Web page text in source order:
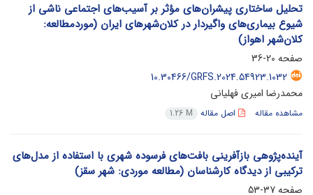
تحلیل ساختاری پیشران‌های مؤثر بر آسیب‌های اجتماعی ناشی از
شیوع بیماری‌های واگیردار در کلان‌شهرهای ایران (موردمطالعه:
کلان‌شهر اهواز)
صفحه 20-36
10.30466/GRFS.2024.54923.1032
محمدرضا امیری فهلیانی
مشاهده مقاله اصل مقاله 1.26 M
آینده‌پژوهی بازآفرینی بافت‌های فرسوده شهری با استفاده از مدل‌های
ترکیبی از دیدگاه کارشناسان (مطالعه موردی: شهر سقز)
صفحه37-53